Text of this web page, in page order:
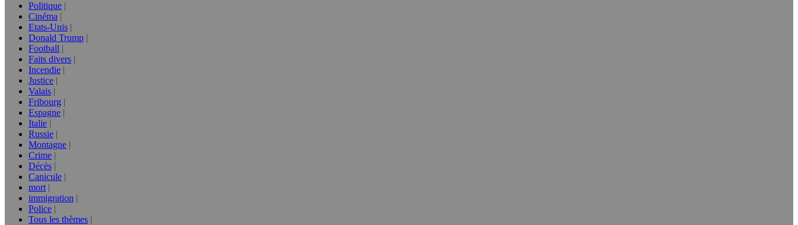
Politique
Cinéma
Etats-Unis
Donald Trump
Football
Faits divers
Incendie
Justice
Valais
Fribourg
Espagne
Italie
Russie
Montagne
Crime
Décès
Canicule
mort
immigration
Police
Tous les thèmes